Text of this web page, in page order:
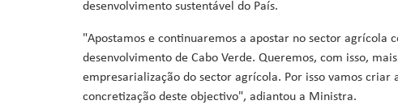
desenvolvimento sustentável do País.
"Apostamos e continuaremos a apostar no sector agrícola
desenvolvimento de Cabo Verde. Queremos, com isso,
empresarialização do sector agrícola. Por isso vamos criar
concretização deste objectivo", adiantou a Ministra.